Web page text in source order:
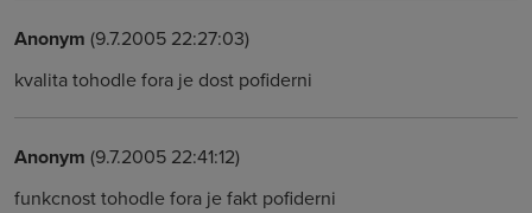
Anonym (9.7.2005 22:27:03)
kvalita tohodle fora je dost pofiderni
Anonym (9.7.2005 22:41:12)
funkcnost tohodle fora je fakt pofiderni